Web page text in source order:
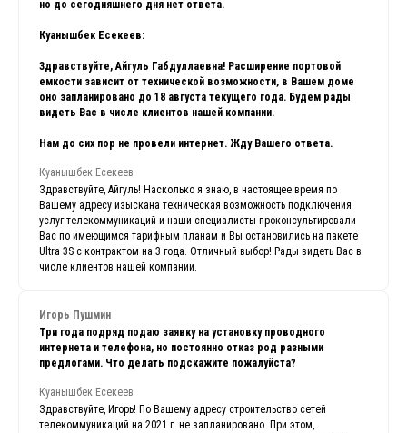
но до сегодняшнего дня нет ответа.
Куанышбек Есекеев:
Здравствуйте, Айгуль Габдуллаевна! Расширение портовой
емкости зависит от технической возможности, в Вашем доме
оно запланировано до 18 августа текущего года. Будем рады
видеть Вас в числе клиентов нашей компании.
Нам до сих пор не провели интернет. Жду Вашего ответа.
Куанышбек Есекеев
Здравствуйте, Айгуль! Насколько я знаю, в настоящее время по
Вашему адресу изыскана техническая возможность подключения
услуг телекоммуникаций и наши специалисты проконсультировали
Вас по имеющимся тарифным планам и Вы остановились на пакете
Ultra 3S с контрактом на 3 года. Отличный выбор! Рады видеть Вас в
числе клиентов нашей компании.
Игорь Пушмин
Три года подряд подаю заявку на установку проводного
интернета и телефона, но постоянно отказ род разными
предлогами. Что делать подскажите пожалуйста?
Куанышбек Есекеев
Здравствуйте, Игорь! По Вашему адресу строительство сетей
телекоммуникаций на 2021 г. не запланировано. При этом,